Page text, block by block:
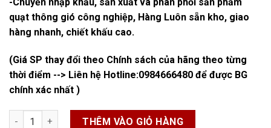
quạt thông gió công nghiệp, Hàng Luôn sẵn kho, giao
hàng nhanh, chiết khấu cao.
(Giá SP thay đổi theo Chính sách của hãng theo từng
thời điểm --> Liên hệ Hotline:0984666480 để được BG
chính xác nhất )
Quạt Thông Gió Deton FQD số lượng
THÊM VÀO GIỎ HÀNG